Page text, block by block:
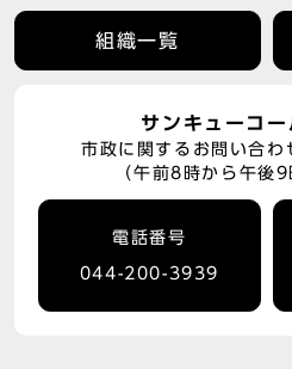
組織一覧
サンキューコー
市政に関するお問い合わ
（午前8時から午後
電話番号
044-200-3939